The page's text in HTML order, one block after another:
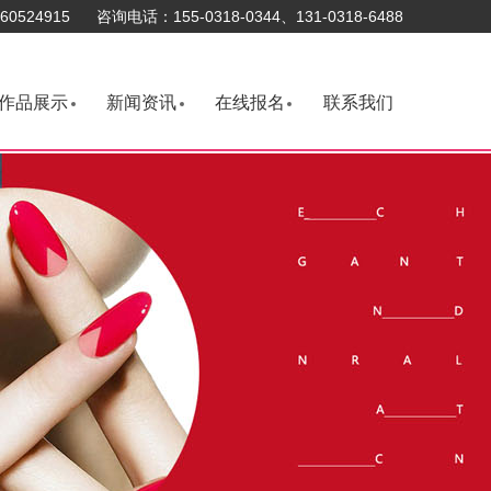
咨询电话：155-0318-0344、131-0318-6488
品展示 新闻资讯 在线报名 联系我们